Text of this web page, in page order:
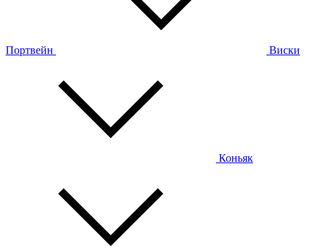
Портвейн Виски
Коньяк